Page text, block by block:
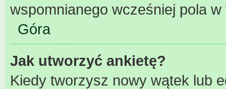
wspomnianego wcześniej pola
Góra
Jak utworzyć ankietę?
Kiedy tworzysz nowy wątek lub